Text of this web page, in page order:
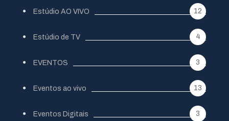
Estúdio AO VIVO 12
Estúdio de TV 4
EVENTOS 3
Eventos ao vivo 13
Eventos Digitais 3